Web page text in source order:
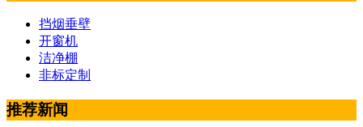
挡烟垂壁
开窗机
洁净棚
非标定制
推荐新闻